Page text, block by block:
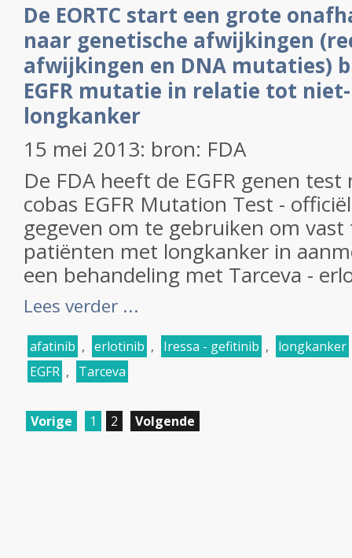
De EORTC start een grote
naar genetische afwijkingen
afwijkingen en DNA mutaties)
EGFR mutatie in relatie tot
longkanker
15 mei 2013: bron: FDA
De FDA heeft de EGFR genen
cobas EGFR Mutation Test -
gegeven om te gebruiken om
patiënten met longkanker in
een behandeling met Tarceva -
Lees verder ...
afatinib , erlotinib , Iressa - gefitinib ,
longkanker
EGFR , Tarceva
Vorige 1 2 Volgende